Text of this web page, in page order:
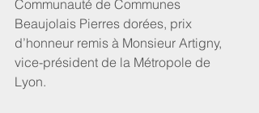
Communauté de Communes
Beaujolais Pierres dorées, prix
d’honneur remis à Monsieur Artigny,
vice-président de la Métropole de
Lyon.